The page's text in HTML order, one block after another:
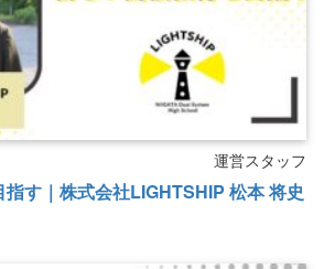
運営スタッフ
す｜株式会社LIGHTSHIP 松本 将史